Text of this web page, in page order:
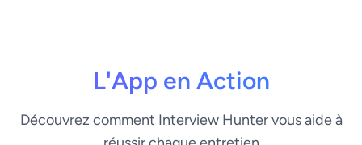
L'App en Action
Découvrez comment Interview Hunter vous aide à